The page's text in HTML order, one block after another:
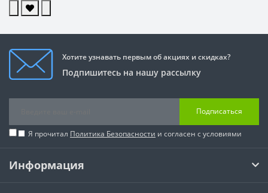
Хотите узнавать первым об акциях и скидках?
Подпишитесь на нашу рассылку
Подписаться
Я прочитал Политика Безопасности и согласен с условиями
Информация